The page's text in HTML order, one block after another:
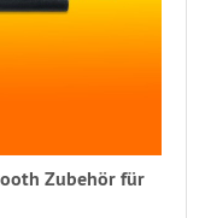
Zubehör für